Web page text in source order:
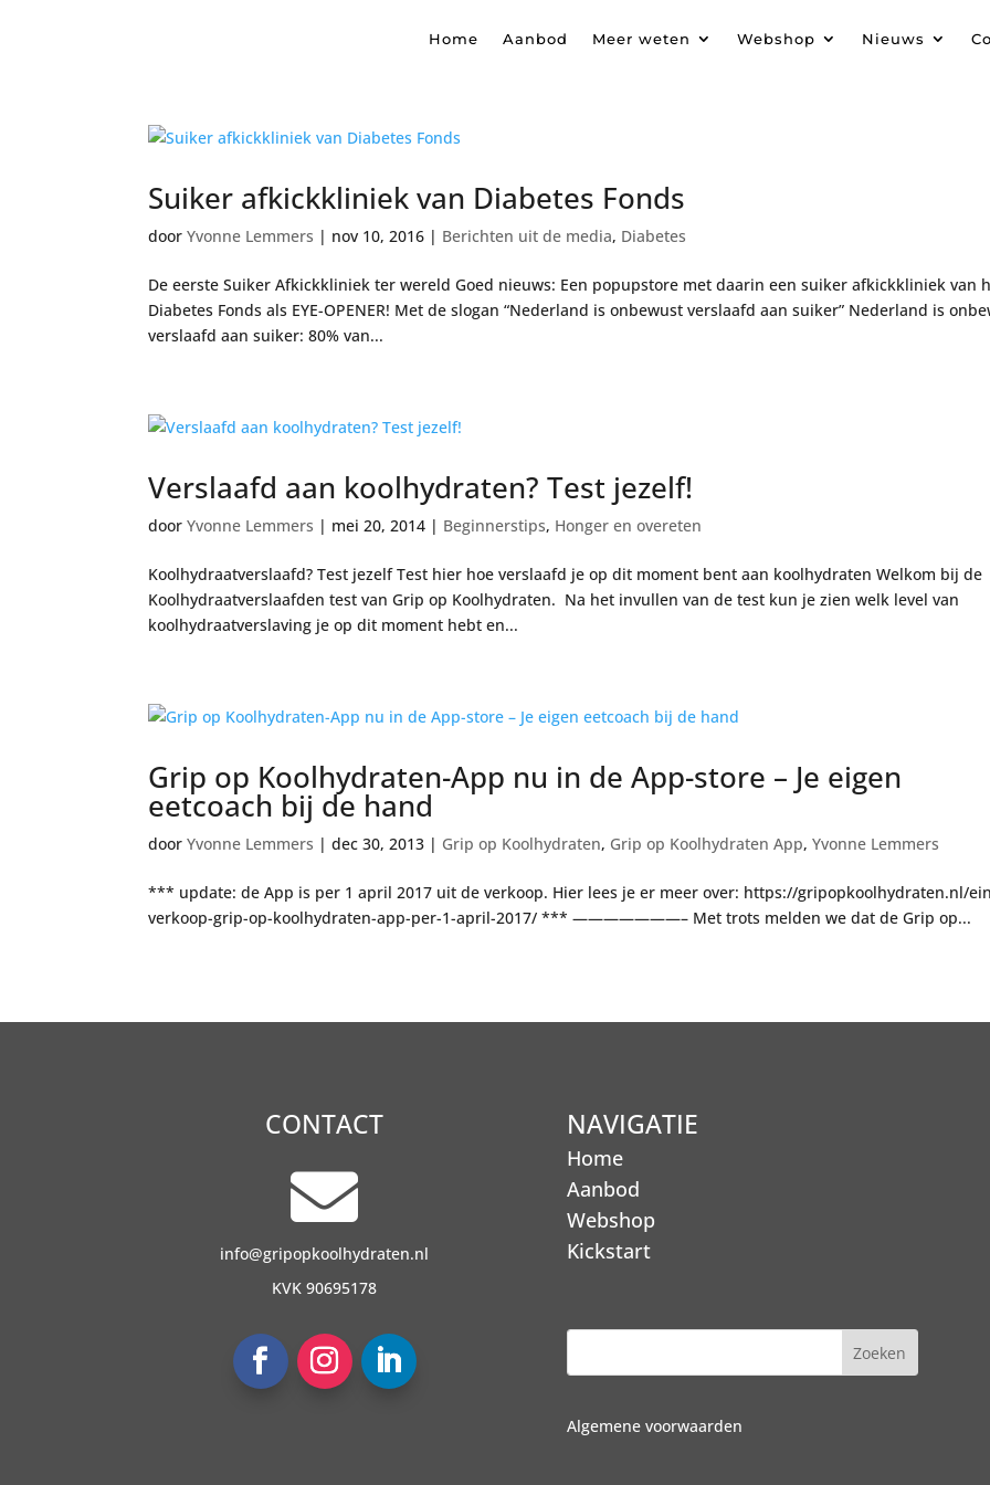
Home Aanbod Meer weten Webshop Nieuws
Suiker afkickkliniek van Diabetes Fonds
doorYvonne Lemmers | nov 10, 2016 | Berichten uit de media, Diabetes
De eerste Suiker Afkickkliniek ter wereld Goed nieuws: Een popupstore met daarin een suiker afkickkliniek van
Diabetes Fonds als EYE-OPENER! Met de slogan “Nederland is onbewust verslaafd aan suiker” Nederland is
verslaafd aan suiker: 80% van...
Verslaafd aan koolhydraten? Test jezelf!
doorYvonne Lemmers | mei 20, 2014 | Beginnerstips, Honger en overeten
Koolhydraatverslaafd? Test jezelf Test hier hoe verslaafd je op dit moment bent aan koolhydraten Welkom bij de
Koolhydraatverslaafden test van Grip op Koolhydraten. Na het invullen van de test kun je zien welk level van
koolhydraatverslaving je op dit moment hebt en...
Grip op Koolhydraten-App nu in de App-store – Je eigen
eetcoach bij de hand
doorYvonne Lemmers |dec 30, 2013 | Grip op Koolhydraten, Grip op Koolhydraten App,Yvonne Lemmers
*** update: de App is per 1 april 2017 uit de verkoop. Hier lees je er meer over: https://gripopkoolhydraten.nl/
verkoop-grip-op-koolhydraten-app-per-1-april-2017/ *** ———————– Met trots melden we dat de Grip op...
CONTACT

info@gripopkoolhydraten.nl
KVK 90695178
NAVIGATIE
Home
Aanbod
Webshop
Kickstart
Algemene voorwaarden